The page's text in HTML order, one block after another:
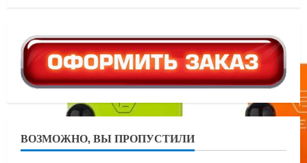
ВОЗМОЖНО, ВЫ ПРОПУСТИЛИ